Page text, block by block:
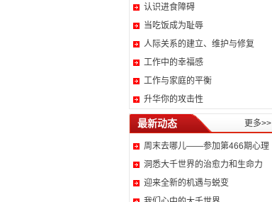
认识进食障碍
当吃饭成为耻辱
人际关系的建立、维护与修复
工作中的幸福感
工作与家庭的平衡
升华你的攻击性
更多>>
最新动态
周末去哪儿——参加第466期心理
洞悉大千世界的治愈力和生命力
迎来全新的机遇与蜕变